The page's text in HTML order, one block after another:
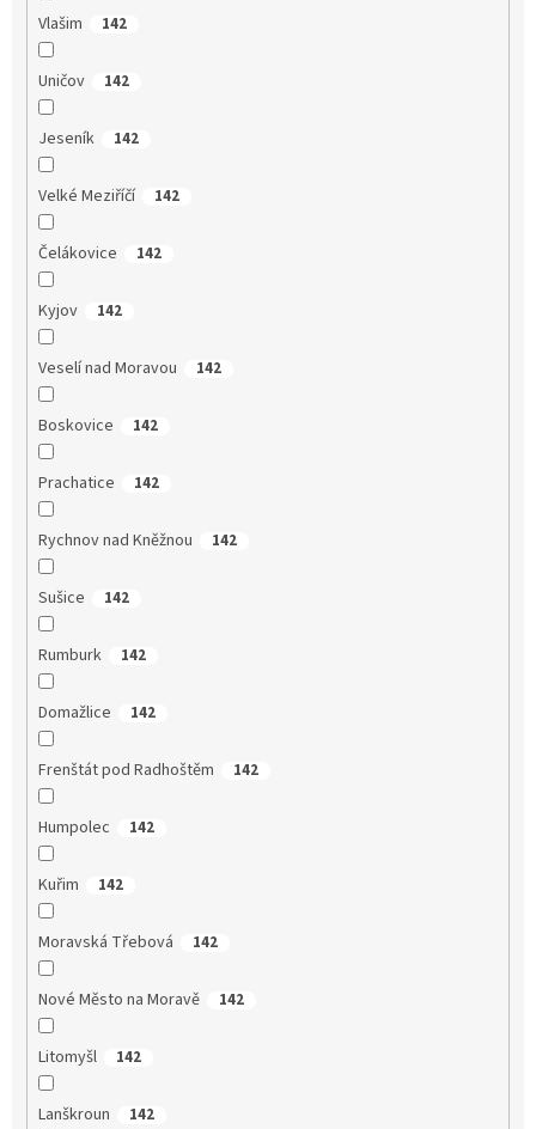
Vlašim 142
Uničov 142
Jeseník 142
Velké Meziříčí 142
Čelákovice 142
Kyjov 142
Veselí nad Moravou 142
Boskovice 142
Prachatice 142
Rychnov nad Kněžnou 142
Sušice 142
Rumburk 142
Domažlice 142
Frenštát pod Radhoštěm 142
Humpolec 142
Kuřim 142
Moravská Třebová 142
Nové Město na Moravě 142
Litomyšl 142
Lanškroun 142